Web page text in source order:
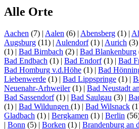
Alle Orte
Aachen (7) | Aalen (6) | Abensberg (1) |
Augsburg (11) | Aulendorf(1) | Aurich (3)
(1) | Bad Birnbach (2) | Bad Blankenburg
Bad Endbach (1) | Bad Endorf(1) | Bad
Bad Homburg v.d.Höhe (1) | Bad
Liebenwerde (1) | Bad Lippspringe (1) |
Neuenahr-Arhweiler(1) | Bad Neustadt
Bad Sassendorf(1) | Bad Saulgau (3) |
(1) | Bad Wildungen (1) | Bad Wilsnack
Gladbach (1) | Bergkamen (1) | Berlin
| Bonn (5) | Borken (1) | Brandenburg an